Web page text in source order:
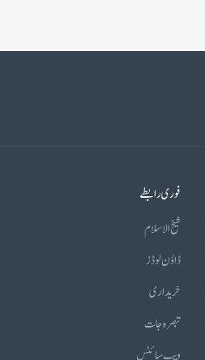
فوری رابطے
شیخ الاسلام
ڈاؤن لوڈز
خریداری
تبصرہ جات
ویب سائٹس